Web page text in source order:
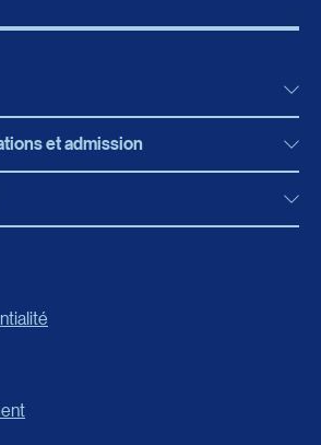
et admission
et admission